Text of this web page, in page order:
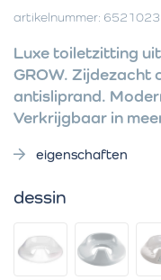
artikelnummer: 6521023
Luxe toiletzitting
GROW. Zijdezacht
antisliprand.
Verkrijgbaar in
eigenschaften
dessin